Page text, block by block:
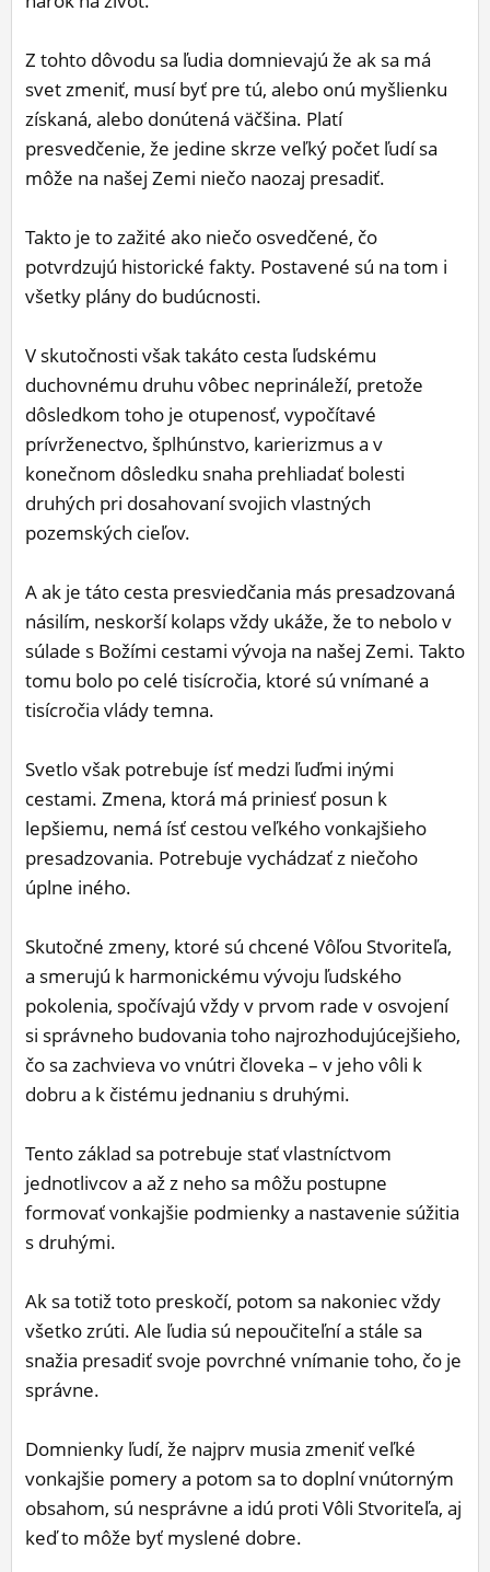
Z tohto dôvodu sa ľudia domnievajú že ak sa má
svet zmeniť, musí byť pre tú, alebo onú myšlienku
získaná, alebo donútená väčšina. Platí
presvedčenie, že jedine skrze veľký počet ľudí sa
môže na našej Zemi niečo naozaj presadiť.
Takto je to zažité ako niečo osvedčené, čo
potvrdzujú historické fakty. Postavené sú na tom i
všetky plány do budúcnosti.
V skutočnosti však takáto cesta ľudskému
duchovnému druhu vôbec neprináleží, pretože
dôsledkom toho je otupenosť, vypočítavé
prívrženectvo, šplhúnstvo, karierizmus a v
konečnom dôsledku snaha prehliadať bolesti
druhých pri dosahovaní svojich vlastných
pozemských cieľov.
A ak je táto cesta presviedčania más presadzovaná
násilím, neskorší kolaps vždy ukáže, že to nebolo v
súlade s Božími cestami vývoja na našej Zemi. Takto
tomu bolo po celé tisícročia, ktoré sú vnímané a
tisícročia vlády temna.
Svetlo však potrebuje ísť medzi ľuďmi inými
cestami. Zmena, ktorá má priniesť posun k
lepšiemu, nemá ísť cestou veľkého vonkajšieho
presadzovania. Potrebuje vychádzať z niečoho
úplne iného.
Skutočné zmeny, ktoré sú chcené Vôľou Stvoriteľa,
a smerujú k harmonickému vývoju ľudského
pokolenia, spočívajú vždy v prvom rade v osvojení
si správneho budovania toho najrozhodujúcejšieho,
čo sa zachvieva vo vnútri človeka – v jeho vôli k
dobru a k čistému jednaniu s druhými.
Tento základ sa potrebuje stať vlastníctvom
jednotlivcov a až z neho sa môžu postupne
formovať vonkajšie podmienky a nastavenie súžitia
s druhými.
Ak sa totiž toto preskočí, potom sa nakoniec vždy
všetko zrúti. Ale ľudia sú nepoučiteľní a stále sa
snažia presadiť svoje povrchné vnímanie toho, čo je
správne.
Domnienky ľudí, že najprv musia zmeniť veľké
vonkajšie pomery a potom sa to doplní vnútorným
obsahom, sú nesprávne a idú proti Vôli Stvoriteľa, aj
keď to môže byť myslené dobre.